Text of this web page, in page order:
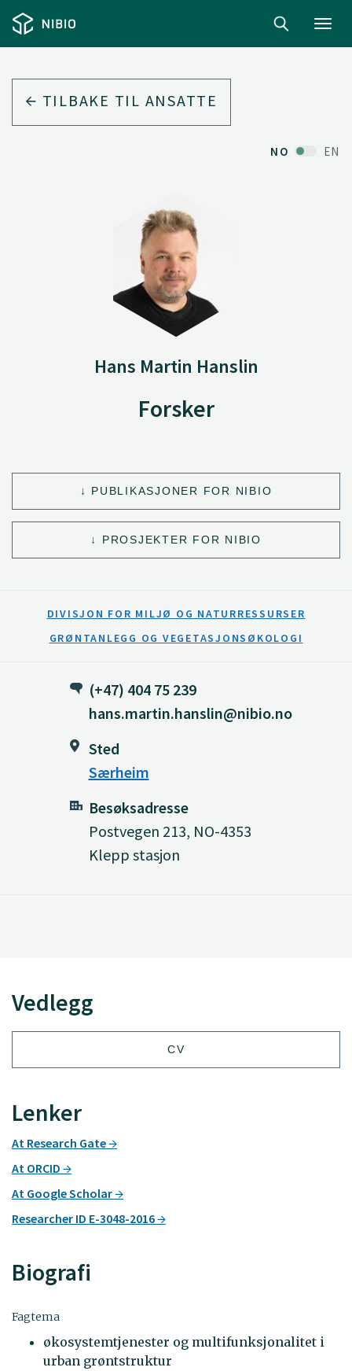
TILBAKE TIL ANSATTE
NO EN
Hans Martin Hanslin
Forsker
PUBLIKASJONER FOR NIBIO
PROSJEKTER FOR NIBIO
DIVISJON FOR MILJØ OG NATURRESSURSER
GRØNTANLEGG OG VEGETASJONSØKOLOGI
(+47) 404 75 239
hans.martin.hanslin@nibio.no
Sted
Særheim
Besøksadresse
Postvegen 213, NO-4353
Klepp stasjon
Vedlegg
CV
Lenker
At Research Gate
At ORCID
At Google Scholar
Researcher ID E-3048-2016
Biografi
Fagtema
økosystemtjenester og multifunksjonalitet i
urban grøntstruktur